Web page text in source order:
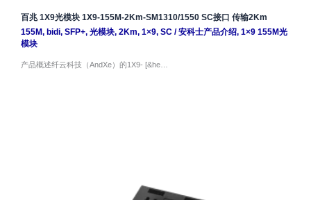
百兆 1X9光模块 1X9-155M-2Km-SM1310/1550 SC接口 传输2Km
155M, bidi, SFP+, 光模块, 2Km, 1×9, SC/安科士产品介绍, 1×9 155M光
模块
产品概述纤云科技（AndXe）的1X9- [&he…